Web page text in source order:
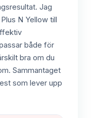
Jag
N Yellow till
både för
bra om du
Sammantaget
som lever upp